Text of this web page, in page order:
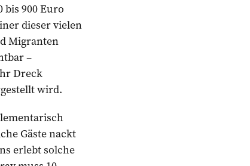
900 Euro
dieser vielen
Migranten
–
Dreck
wird.
Gäste nackt
erlebt solche